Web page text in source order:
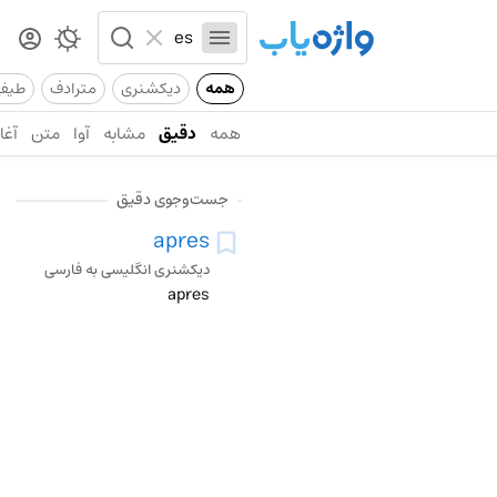
همه دیکشنری مترادف
همه دقیق مشابه آوا متن
جست‌وجوی دقیق
apres
دیکشنری انگلیسی به فارسی
apres